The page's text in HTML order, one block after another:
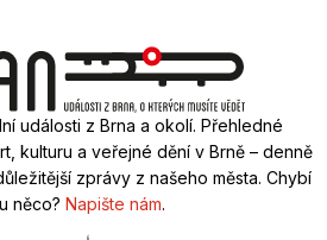
události z Brna a okolí. Přehledné
kulturu a veřejné dění v Brně – denně
zprávy z našeho města. Chybí
něco? Napište nám.